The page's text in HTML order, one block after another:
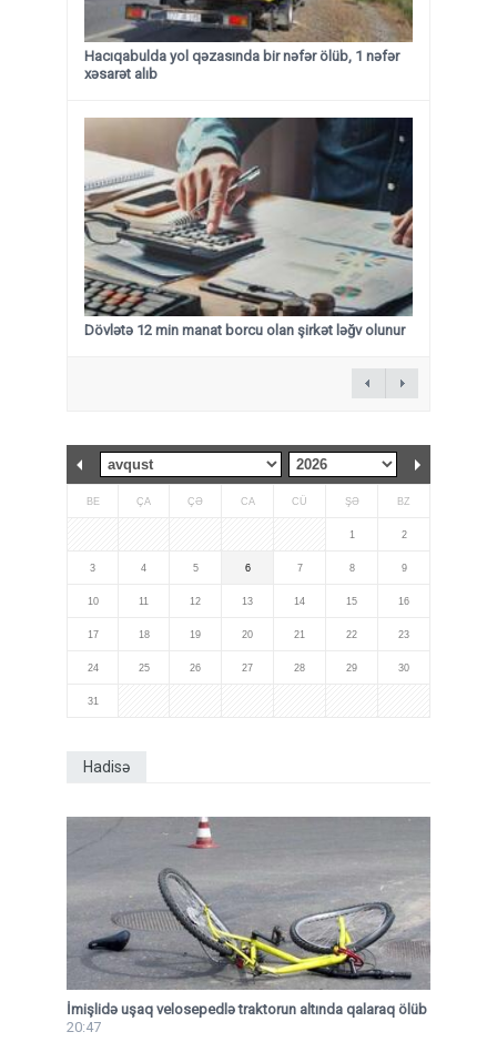
Hacıqabulda yol qəzasında bir nəfər ölüb, 1 nəfər
xəsarət alıb
Dövlətə 12 min manat borcu olan şirkət ləğv olunur
BE ÇA ÇƏ CA CÜ ŞƏ BZ
1 2
3 4 5 6 7 8 9
10 11 12 13 14 15 16
17 18 19 20 21 22 23
24 25 26 27 28 29 30
31
Hadisə
İmişlidə uşaq velosepedlə traktorun altında qalaraq ölüb
20:47